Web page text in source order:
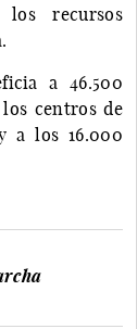
recursos
a 46.500
centros de
a los 16.000